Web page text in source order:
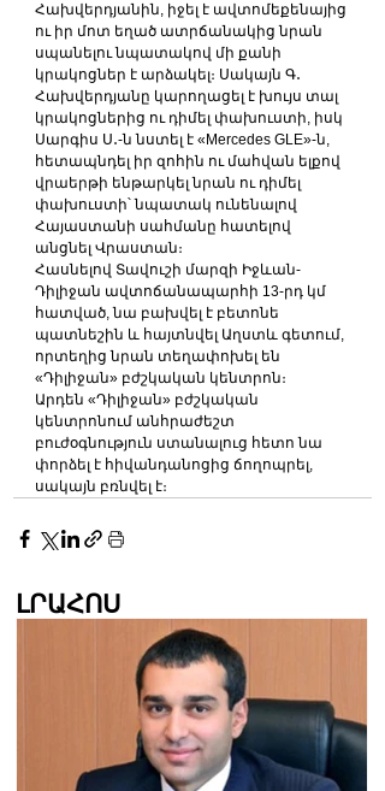
Հախվերդյանին, իջել է ավտոմեքենայից
ու իր մոտ եղած ատրճանակից նրան
սպանելու նպատակով մի քանի
կրակոցներ է արձակել։ Սակայն Գ․
Հախվերդյանը կարողացել է խույս տալ
կրակոցներից ու դիմել փախուստի, իսկ
Սարգիս Ս․-ն նստել է «Mercedes GLE»-ն,
հետապնդել իր զոհին ու մահվան ելքով
վրաերթի ենթարկել նրան ու դիմել
փախուստի՝ նպատակ ունենալով
Հայաստանի սահմանը հատելով
անցնել Վրաստան։
Հասնելով Տավուշի մարզի Իջևան-
Դիլիջան ավտոճանապարհի 13-րդ կմ
հատված, նա բախվել է բետոնե
պատնեշին և հայտնվել Աղստև գետում,
որտեղից նրան տեղափոխել են
«Դիլիջան» բժշկական կենտրոն։
Արդեն «Դիլիջան» բժշկական
կենտրոնում անհրաժեշտ
բուժօգնություն ստանալուց հետո նա
փորձել է հիվանդանոցից ճողոպրել,
սակայն բռնվել է։
ԼՐԱՀՈՍ